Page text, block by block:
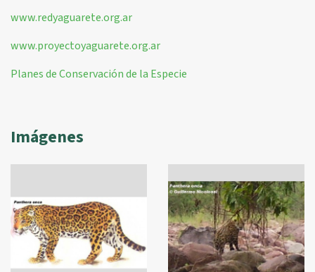
www.redyaguarete.org.ar
www.proyectoyaguarete.org.ar
Planes de Conservación de la Especie
Imágenes